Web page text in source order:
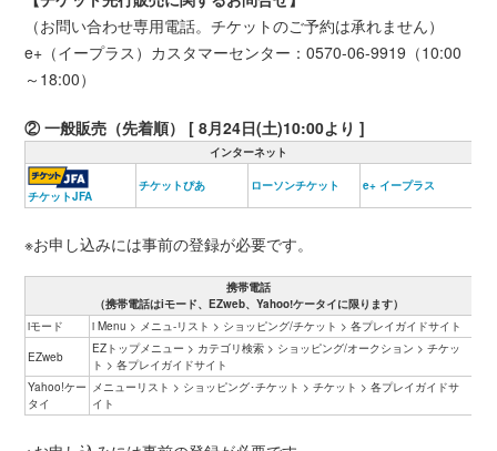
（お問い合わせ専用電話。チケットのご予約は承れません）
e+（イープラス）カスタマーセンター：0570-06-9919（10:00
～18:00）
② 一般販売（先着順） [ 8月24日(土)10:00より ]
インターネット
チケットJFA
チケットぴあ ローソンチケット e+ イープラス
※お申し込みには事前の登録が必要です。
携帯電話
（携帯電話はiモード、EZweb、Yahoo!ケータイに限ります）
iモード
i Menu > メニュ-リスト > ショッピング/チケット > 各プレイガイドサイト
EZweb
EZトップメニュー > カテゴリ検索 > ショッピング/オークション > チケッ
ト > 各プレイガイドサイト
Yahoo!ケー
タイ
メニューリスト > ショッピング･チケット > チケット > 各プレイガイドサ
イト